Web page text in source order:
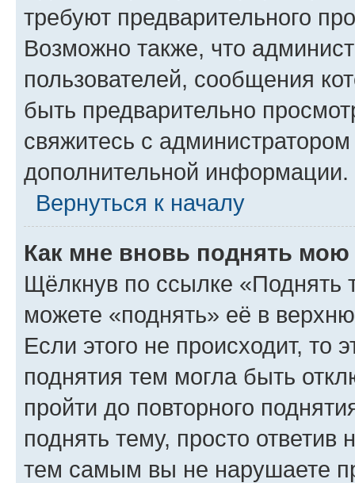
требуют предварительного
Возможно также, что
пользователей, сообщения
быть предварительно
свяжитесь с
дополнительной информации.
Вернуться к началу
Как мне вновь поднять мою
Щёлкнув по ссылке «Поднять
можете «поднять» её в
Если этого не происходит, то
поднятия тем могла быть
пройти до повторного
поднять тему, просто ответив
тем самым вы не нарушаете